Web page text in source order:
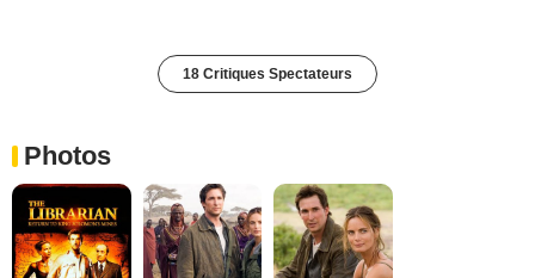
18 Critiques Spectateurs
Photos